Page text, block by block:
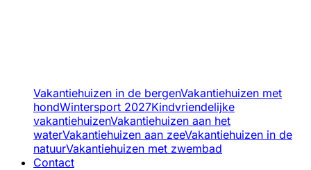
Vakantiehuizen in de bergenVakantiehuizen met
hondWintersport 2027Kindvriendelijke
vakantiehuizenVakantiehuizen aan het
waterVakantiehuizen aan zeeVakantiehuizen in de
natuurVakantiehuizen met zwembad
Contact